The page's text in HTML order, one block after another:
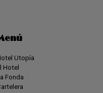
Utopía
Hotel
Fonda